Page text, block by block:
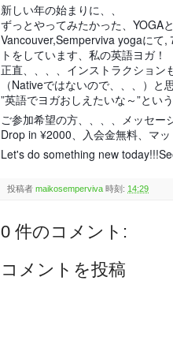
新しい年の始まりに、、
ずっとやってみたかった、YOGA
Vancouver,Semperviva yogaにて
トをしています、私の英語ヨガ！
正直、、、、インストラクション
（Nativeではないので、、、）と
”英語でヨガおしえたいな～”とい
ご参加希望の方、、、、メッセー
Drop in ¥2000、入会金無料、マッ
Let's do something new
投稿者 maikosemperviva 時刻: 14:29
0 件のコメント:
コメントを投稿